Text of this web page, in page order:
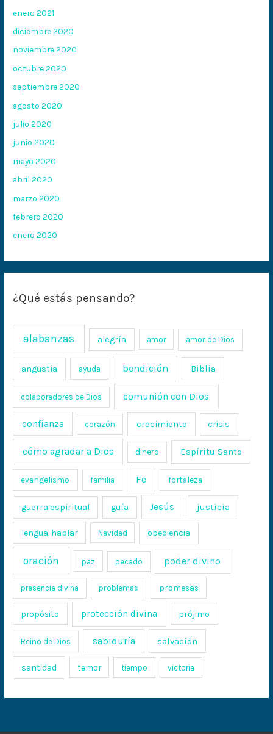
enero 2021
diciembre 2020
noviembre 2020
octubre 2020
septiembre 2020
agosto 2020
julio 2020
junio 2020
mayo 2020
abril 2020
marzo 2020
febrero 2020
enero 2020
¿Qué estás pensando?
alabanzas alegría amor amor de Dios
angustia ayuda bendición Biblia
colaboradores de Dios comunión con Dios
confianza corazón crecimiento crisis
cómo agradar a Dios dinero Espíritu Santo
evangelismo familia Fe fortaleza
guerra espiritual guía Jesús justicia
lengua-hablar Navidad obediencia
oración paz pecado poder divino
presencia divina problemas promesas
propósito protección divina prójimo
Reino de Dios sabiduría salvación
santidad temor tiempo victoria